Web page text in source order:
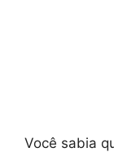
Você sabia